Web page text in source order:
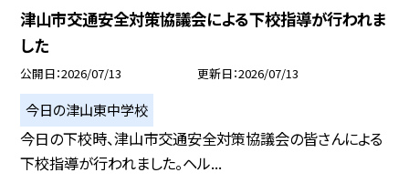
津山市交通安全対策協議会による下校指導が行われま
した
公開日 2026/07/13 更新日 2026/07/13
今日の津山東中学校
今日の下校時、津山市交通安全対策協議会の皆さんによる
下校指導が行われました。ヘル...